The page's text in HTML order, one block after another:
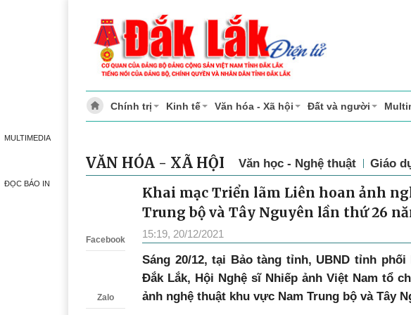
MULTIMEDIA
ĐỌC BÁO IN
Chính trị Kinh tế Văn hóa - Xã hội Đất và người
VĂN HÓA - XÃ HỘI Văn học - Nghệ thuật Giáo
Facebook
Zalo
Khai mạc Triển lãm Liên hoan ảnh
Trung bộ và Tây Nguyên lần thứ 26
15:19, 20/12/2021
Sáng 20/12, tại Bảo tàng tỉnh, UBND tỉnh
Đắk Lắk, Hội Nghệ sĩ Nhiếp ảnh Việt Nam tổ
ảnh nghệ thuật khu vực Nam Trung bộ và Tây